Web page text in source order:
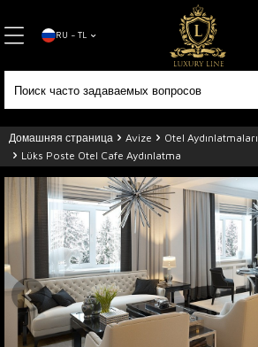
RU − TL
Домашняя страница Avize
Otel Aydınlatmaları
Lüks Poste Otel Cafe Aydınlatma